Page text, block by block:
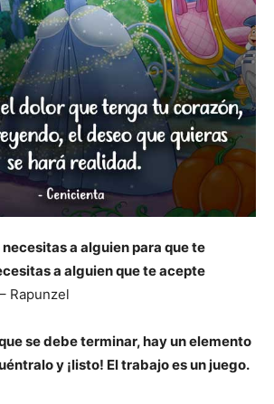
a alguien para que te
a alguien que te acepte
– Rapunzel
se debe terminar, hay un elemento
y ¡listo! El trabajo es un juego.